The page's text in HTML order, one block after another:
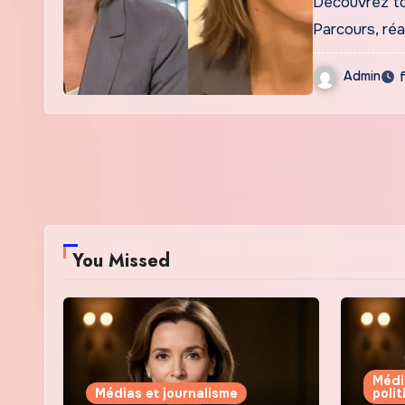
Parcours,
Admin
You Missed
Médias et journalisme